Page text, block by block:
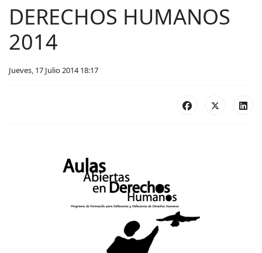
DERECHOS HUMANOS
2014
Jueves, 17 Julio 2014 18:17